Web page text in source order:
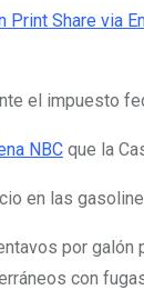
Print Share via
el impuesto
NBC que la
en las
por
con